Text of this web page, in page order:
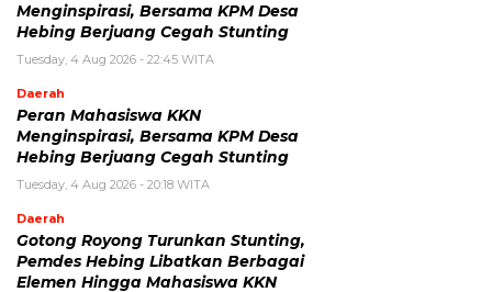
Menginspirasi, Bersama KPM Desa
Hebing Berjuang Cegah Stunting
Tuesday, 4 Aug 2026 - 22:45 WITA
Daerah
Peran Mahasiswa KKN
Menginspirasi, Bersama KPM Desa
Hebing Berjuang Cegah Stunting
Tuesday, 4 Aug 2026 - 20:18 WITA
Daerah
Gotong Royong Turunkan Stunting,
Pemdes Hebing Libatkan Berbagai
Elemen Hingga Mahasiswa KKN